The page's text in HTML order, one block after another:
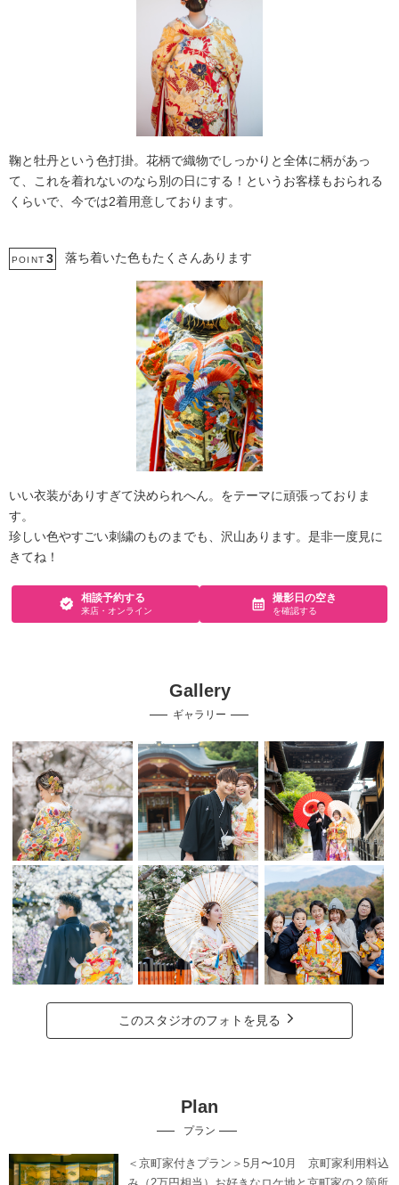
鞠と牡丹という色打掛。花柄で織物でしっかりと全体に柄があっ
て、これを着れないのなら別の日にする！というお客様もおられる
くらいで、今では2着用意しております。
POINT 3 落ち着いた色もたくさんあります
いい衣装がありすぎて決められへん。をテーマに頑張っておりま
す。
珍しい色やすごい刺繍のものまでも、沢山あります。是非一度見に
きてね！
相談予約する
来店・オンライン
撮影日の空き
を確認する
Gallery
ギャラリー
このスタジオのフォトを見る
Plan
プラン
＜京町家付きプラン＞5月〜10月 京町家利用料込